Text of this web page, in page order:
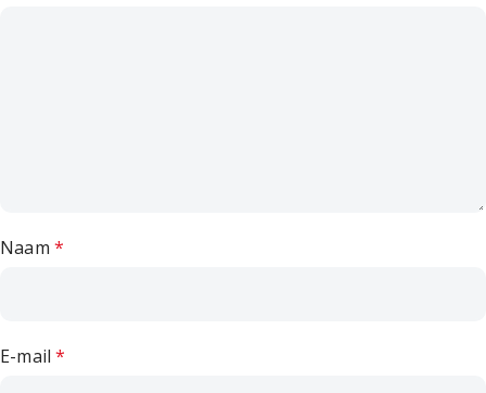
Naam *
E-mail*